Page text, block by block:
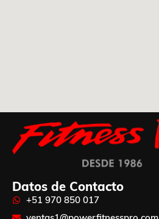
Datos de Contacto
+51 970 850 017